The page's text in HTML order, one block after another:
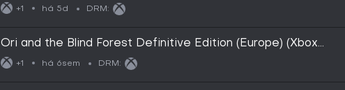
+1 há 5d DRM:
Ori and the Blind Forest Definitive Edition (Europe) (Xbox
One) - Xbox Live - Digital Key
+1 há 6sem DRM: